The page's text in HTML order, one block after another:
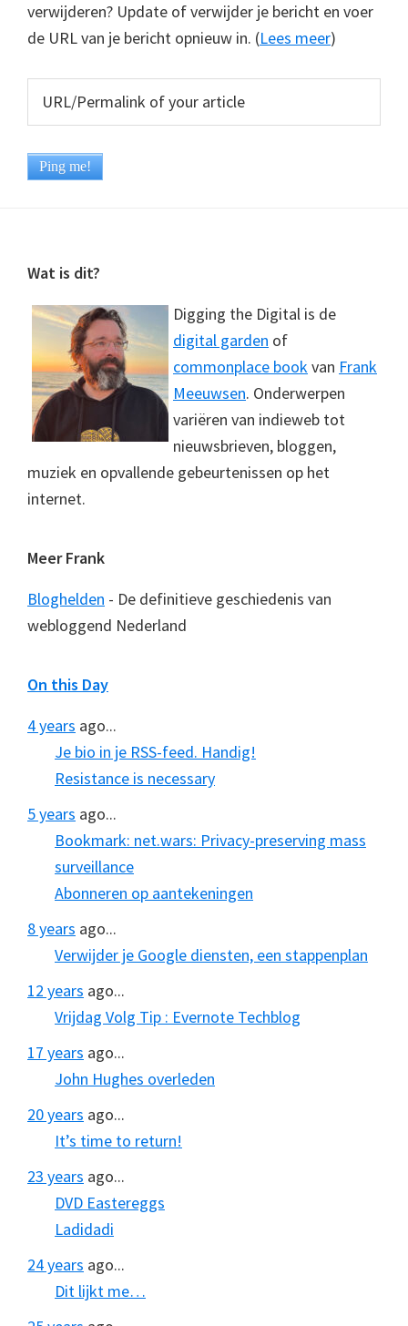
verwijderen? Update of verwijder je bericht en voer
de URL van je bericht opnieuw in. (Lees meer)
Footer
Wat is dit?
Digging the Digital is de
digital garden of
commonplace bookvan Frank
Meeuwsen. Onderwerpen
variëren van indieweb tot
nieuwsbrieven, bloggen,
muziek en opvallende gebeurtenissen op het
internet.
Meer Frank
Bloghelden - De definitieve geschiedenis van
webloggend Nederland
On this Day
4 years ago...
Je bio in je RSS-feed. Handig!
Resistance is necessary
5 years ago...
Bookmark: net.wars: Privacy-preserving mass
surveillance
Abonneren op aantekeningen
8 years ago...
Verwijder je Google diensten, een stappenplan
12 years ago...
Vrijdag Volg Tip : Evernote Techblog
17 years ago...
John Hughes overleden
20 years ago...
It’s time to return!
23 years ago...
DVD Eastereggs
Ladidadi
24 years ago...
Dit lijkt me…